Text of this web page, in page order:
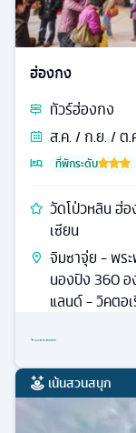
ฮ่องกง
ทัวร์ฮ่องกง
ส.ค. / ก.ย. / ต
ที่พักระดับ
วัดโป่วหลิน ฮ่
เซียน
จิมซาจุ่ย - พร
นองปิง 360
แลนด์ - วิคตอ
เน้นสวนสนุก